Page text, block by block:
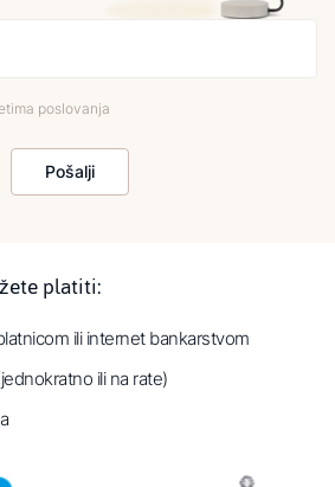
poslovanja
Pošalji
platiti:
ili internet bankarstvom
ili na rate)